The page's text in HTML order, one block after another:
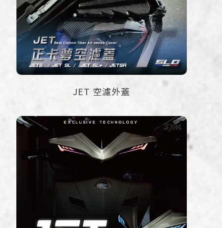
JET 空濾外蓋